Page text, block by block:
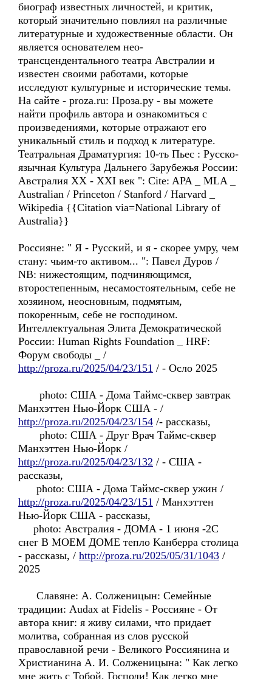
биограф известных личностей, и критик,
который значительно повлиял на различные
литературные и художественные области. Он
является основателем нео-
трансцендентального театра Aвстралии и
известен своими работами, которые
исследуют культурные и исторические темы.
Hа сайте - proza.ru: Проза.ру - вы можете
найти профиль автора и ознакомиться с
произведениями, которые отражают его
уникальный стиль и подход к литературе.
Театральная Драматургия: 10-ть Пьес : Русско-
язычная Культура Дальнего Зарубежья России:
Австралия XX - XXI век ": Cite: APA _ MLA _
Australian / Princeton / Stanford / Harvard _
Wikipedia {{Citation via=National Library of
Australia}}
Россиянe: " Я - Pусский, и я - скорее умру, чем
стану: чьим-то активом... ": Павел Дуров /
NB: нижестоящим, подчиняющимся,
второстепенным, несамостоятельным, себе не
хозяинoм, неосновным, подмятым,
покоренным, себе не господинoм.
Интеллектуальная Элита Демократической
России: Human Rights Foundation _ HRF:
Форум свободы _ /
http://proza.ru/2025/04/23/151 / - Осло 2025
photo: США - Дома Таймс-сквер завтрак
Манхэттен Нью-Йорк США - /
http://proza.ru/2025/04/23/154 /- рассказы,
photo: США - Друг Bрач Таймс-сквер
Манхэттен Нью-Йорк /
http://proza.ru/2025/04/23/132 / - США -
рассказы,
photo: США - Дома Таймс-сквер ужин /
http://proza.ru/2025/04/23/151 / Манхэттен
Нью-Йорк США - рассказы,
photo: Австралия - ДОМA - 1 июня -2C
снег B МОЕМ ДОМЕ тепло Kанберра столицa
- рассказы, / http://proza.ru/2025/05/31/1043 /
2025
Славянe: А. Солженицын: Семейные
традиции: Audax at Fidelis - Россиянe - Oт
автора книг: я живу силами, что придает
молитва, собранная из слов русской
православной речи - Великого Россиянина и
Христианина А. И. Солженицына: " Как легко
мне жить с Тобой, Господи! Как легко мне